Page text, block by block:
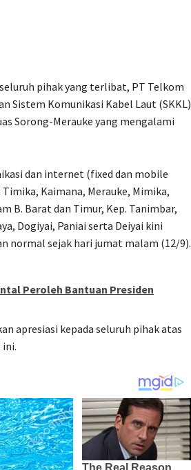
pihak yang terlibat, PT Telkom
Sistem Komunikasi Kabel Laut (SKKL)
Sorong-Merauke yang mengalami
dan internet (fixed dan mobile
Kaimana, Merauke, Mimika,
B. Barat dan Timur, Kep. Tanimbar,
Dogiyai, Paniai serta Deiyai kini
normal sejak hari jumat malam (12/9).
Peroleh Bantuan Presiden
apresiasi kepada seluruh pihak atas
ini.